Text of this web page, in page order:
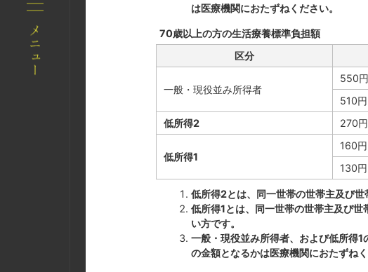
は医療機関におたずねください。
70歳以上の方の生活療養標準負担額
区分
一般・現役並み所得者
550
510
低所得2
270
低所得1
160
130
低所得2とは、同一世帯の世帯主及び世
低所得1とは、同一世帯の世帯主及び
い方です。
一般・現役並み所得者、および低所得
の金額となるかは医療機関におたずねく